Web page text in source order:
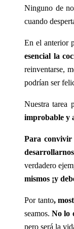
Ninguno de
cuando
En el anterior
esencial la
reinventarse,
podrían ser
Nuestra tarea
improbable y
Para convivir
verdadero
mismos ¡y
Por tanto,
seamos. No lo
pero será la